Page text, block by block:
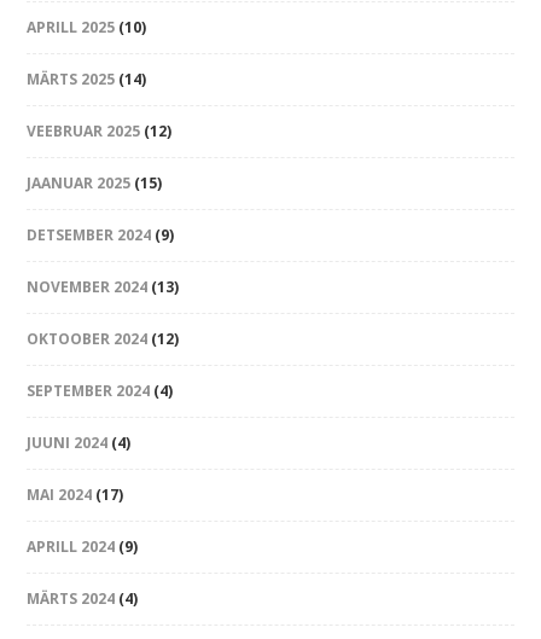
APRILL 2025 (10)
MÄRTS 2025 (14)
VEEBRUAR 2025 (12)
JAANUAR 2025 (15)
DETSEMBER 2024 (9)
NOVEMBER 2024 (13)
OKTOOBER 2024 (12)
SEPTEMBER 2024 (4)
JUUNI 2024 (4)
MAI 2024 (17)
APRILL 2024 (9)
MÄRTS 2024 (4)